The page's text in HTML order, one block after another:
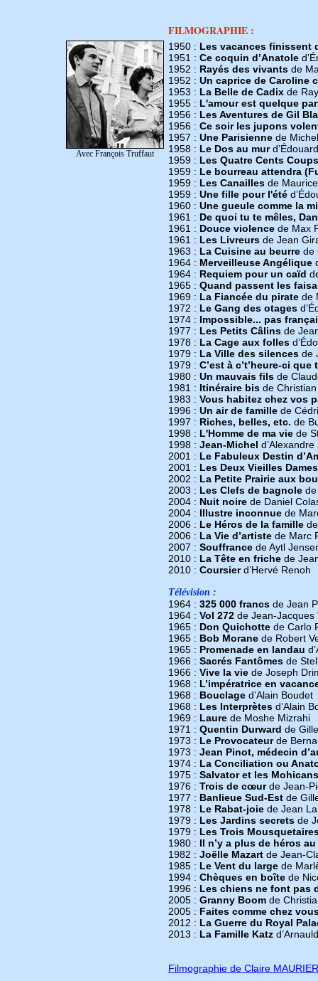
FILMOGRAPHIE :
Avec François Truffaut
1950 : Les vacances finissent
1951 : Ce coquin d’Anatole
1952 : Rayés des vivants de
1952 : Un caprice de Caroline
1953 : La Belle de Cadix de
1955 : L'amour est quelque
1956 : Les Aventures de Gil
1956 : Ce soir les jupons
1957 : Une Parisienne de
1958 : Le Dos au mur
1959 : Les Quatre Cents Coups
1959 : Le bourreau attendra
1959 : Les Canailles de
1959 : Une fille pour l'été
1960 : Une gueule comme la
1961 : De quoi tu te mêles,
1961 : Douce violence de Max
1961 : Les Livreurs de Jean
1963 : La Cuisine au beurre de
1964 : Merveilleuse Angélique
1964 : Requiem pour un caïd
1965 : Quand passent les
1969 : La Fiancée du pirate de
1972 : Le Gang des otages
1974 : Impossible... pas
1977 : Les Petits Câlins de
1978 : La Cage aux folles
1979 : La Ville des silences de
1979 : C’est à c’t’heure-ci
1980 : Un mauvais fils de
1981 : Itinéraire bis de
1983 : Vous habitez chez vos
1996 : Un air de famille de
1997 : Riches, belles, etc. de
1998 : L'Homme de ma vie de
1998 : Jean-Michel
2001 : Le Fabuleux Destin
2001 : Les Deux Vieilles
2002 : La Petite Prairie aux
2003 : Les Clefs de bagnole
2004 : Nuit noire de Daniel
2004 : Illustre inconnue de
2006 : Le Héros de la famille
2006 : La Vie d’artiste de Marc
2007 : Souffrance de Aytl
2010 : La Tête en friche de
2010 : Coursierd’Hervé Renoh
Télévision :
1964 : 325 000 francs de Jean
1964 : Vol 272 de Jean-Jacques
1965 : Don Quichotte de Carlo
1965 : Bob Morane de Robert
1965 : Promenade en landau
1966 : Sacrés Fantômes de
1966 : Vive la vie de Joseph
1968 : L’impératrice en
1968 : Bouclage d’Alain Boudet
1968 : Les Interprètes d’Alain
1969 : Laure de Moshe Mizrahi
1971 : Quentin Durward de
1973 : Le Provocateurde
1973 : Jean Pinot, médecin
1974 : La Conciliation ou
1975 : Salvator et les
1976 : Trois de cœurde Jean-
1977 : Banlieue Sud-Est de
1978 : Le Rabat-joie de Jean
1979 : Les Jardins secrets de
1979 : Les Trois
1980 : Il n’y a plus de héros
1982 : Joëlle Mazart de Jean-
1985 : Le Vent du large de
1994 : Chèques en boîte de
1996 : Les chiens ne font pas
2005 : Granny Boom de
2005 : Faites comme chez
2012 : La Guerre du Royal
2013 : La Famille Katz
Filmographie de Claire MAURIER